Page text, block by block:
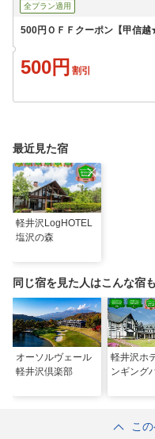
全プラン適用
500円ＯＦＦクーポン【甲信越
500円 割引
最近見た宿
軽井沢LogHOTEL
塩沢の森
同じ宿を見た人はこんな宿
オーソルヴェール
軽井沢倶楽部
軽井沢ホ
ンギング
こ